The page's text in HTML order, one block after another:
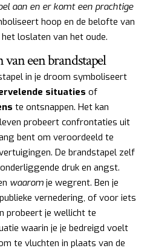
aan en er komt een prachtige
hoop en de belofte van
loslaten van het oude.
een brandstapel
in je droom symboliseert
situaties of
te ontsnappen. Het kan
probeert confrontaties uit
bent om veroordeeld te
De brandstapel zelf
druk en angst.
waarom je wegrent. Ben je
vernedering, of voor iets
probeert je wellicht te
waarin je je bedreigd voelt
te vluchten in plaats van de